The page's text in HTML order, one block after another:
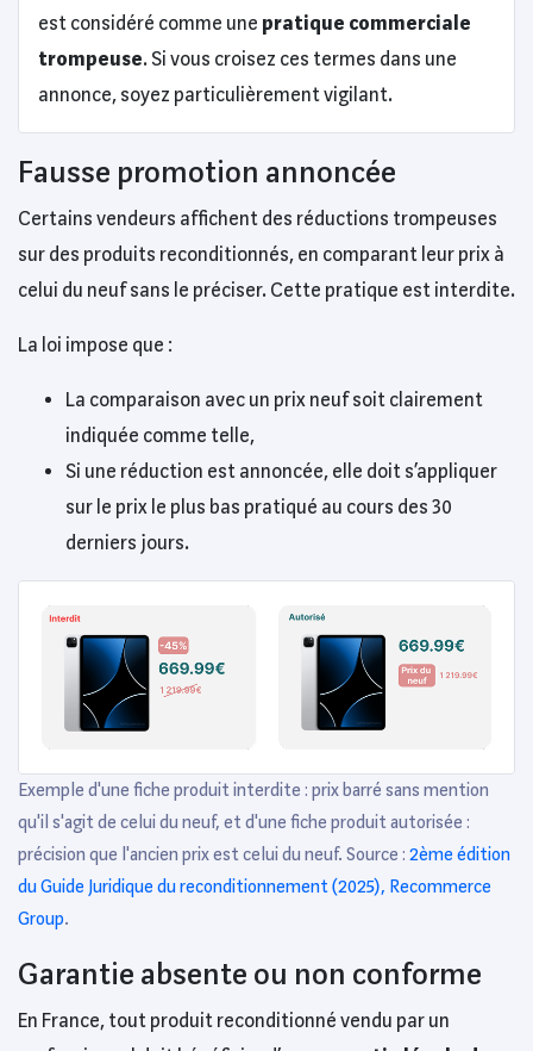
est considéré comme une pratique commerciale
trompeuse. Si vous croisez ces termes dans une
annonce, soyez particulièrement vigilant.
Fausse promotion annoncée
Certains vendeurs affichent des réductions trompeuses
sur des produits reconditionnés, en comparant leur prix à
celui du neuf sans le préciser. Cette pratique est interdite.
La loi impose que :
La comparaison avec un prix neuf soit clairement
indiquée comme telle,
Si une réduction est annoncée, elle doit s’appliquer
sur le prix le plus bas pratiqué au cours des 30
derniers jours.
Exemple d'une fiche produit interdite : prix barré sans mention
qu'il s'agit de celui du neuf, et d'une fiche produit autorisée :
précision que l'ancien prix est celui du neuf. Source : 2ème édition
du Guide Juridique du reconditionnement (2025), Recommerce
Group.
Garantie absente ou non conforme
En France, tout produit reconditionné vendu par un